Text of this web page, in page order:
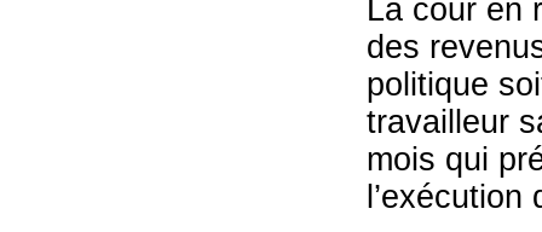
La cour en
des
politique
travailleur
mois qui